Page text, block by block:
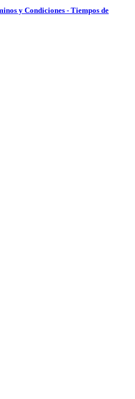
y Condiciones - Tiempos de